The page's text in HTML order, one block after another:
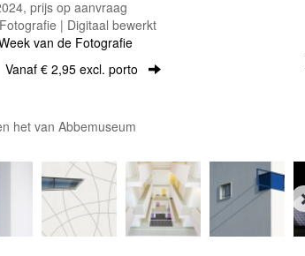
prijs op aanvraag
| Digitaal bewerkt
van de Fotografie
Vanaf € 2,95 excl. porto
het van Abbemuseum